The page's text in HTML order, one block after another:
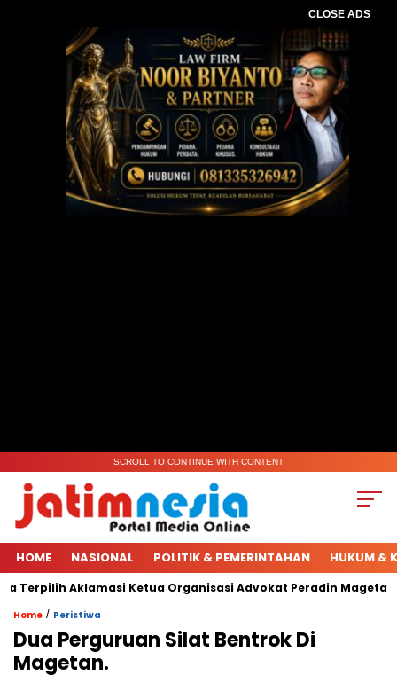
CLOSE ADS
SCROLL TO CONTINUE WITH CONTENT
HOME NASIONAL POLITIK & PEMERINTAHAN HUKUM &
Aklamasi Ketua Organisasi Advokat Peradin Magetan.
Home / Peristiwa
Dua Perguruan Silat Bentrok Di
Magetan.